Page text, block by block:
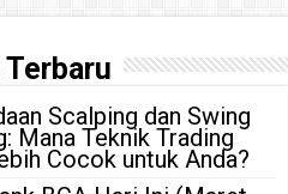
Scalping dan Swing
Mana Teknik Trading
Cocok untuk Anda?